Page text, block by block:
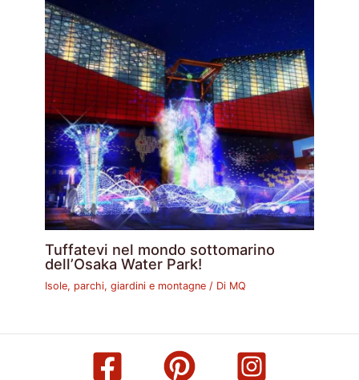
Tuffatevi nel mondo sottomarino
dell’Osaka Water Park!
Isole, parchi, giardini e montagne / Di MQ